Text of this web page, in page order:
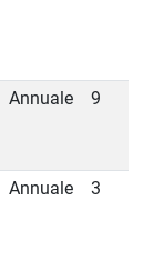
Annuale 9
Annuale 3